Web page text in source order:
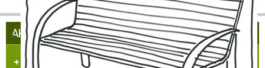
AKTUELLES AUS HÜLCHRATH
Herzlich Willkommen in Hülchrath